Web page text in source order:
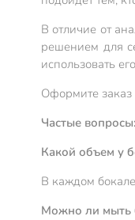
В отличие от
решением для
использовать
Оформите заказ
Частые вопросы:
Какой объем у
В каждом
Можно ли мыть